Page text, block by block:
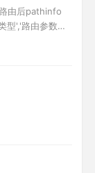
由后pathinfo
型','路由参数
put any(默